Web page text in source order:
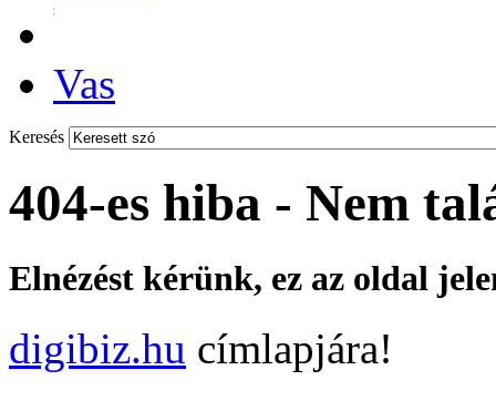
Vas
Keresés
404-es hiba - Nem
Elnézést kérünk, ez az oldal
digibiz.hu címlapjára!